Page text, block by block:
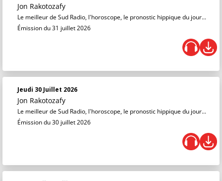
Jon Rakotozafy
Le meilleur de Sud Radio, l'horoscope, le pronostic hippique du jour...
Émission du 31 juillet 2026
Jeudi 30 Juillet 2026
Jon Rakotozafy
Le meilleur de Sud Radio, l'horoscope, le pronostic hippique du jour...
Émission du 30 juillet 2026